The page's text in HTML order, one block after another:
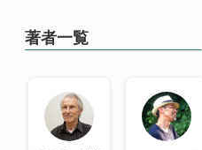
著者一覧